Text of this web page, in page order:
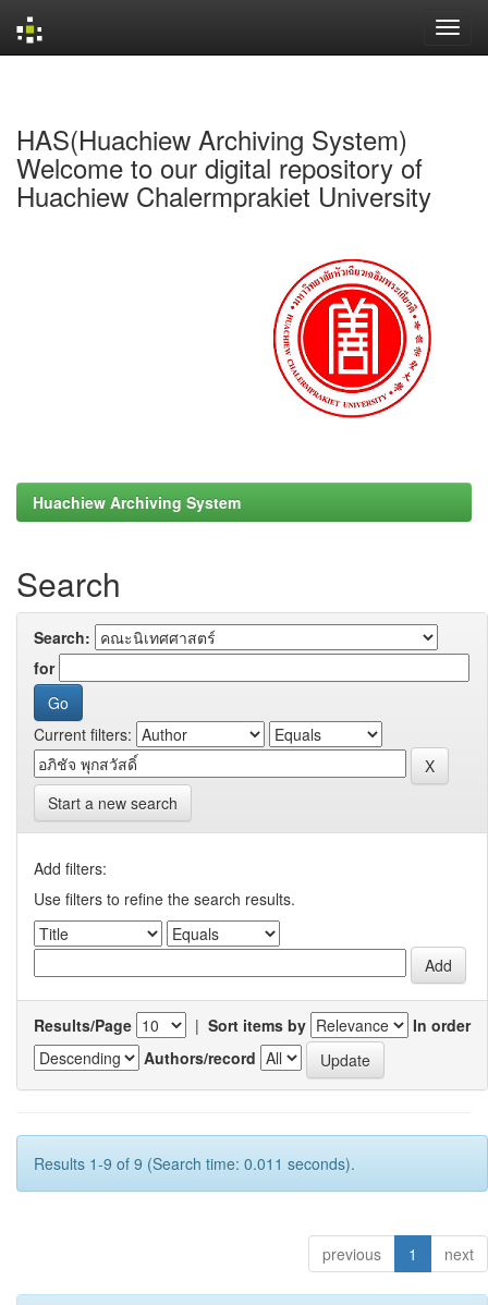
HAS(Huachiew Archiving System)
Welcome to our digital repository of
Huachiew Chalermprakiet University
Huachiew Archiving System
Search
Search:
for
Current filters:
Start a new search
Add filters:
Use filters to refine the search results.
Results/Page | Sort items by
In order
Authors/record
Results 1-9 of 9 (Search time: 0.011 seconds).
previous 1 next